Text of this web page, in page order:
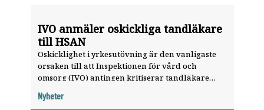
IVO anmäler oskickliga tandläkare
till HSAN
Oskicklighet i yrkesutövning är den vanligaste
orsaken till att Inspektionen för vård och
omsorg (IVO) antingen kritiserar tandläkare
ansvarsnämnd (HSAN).
Nyheter